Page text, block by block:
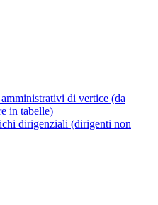
di vertice (da
in tabelle)
dirigenziali (dirigenti non